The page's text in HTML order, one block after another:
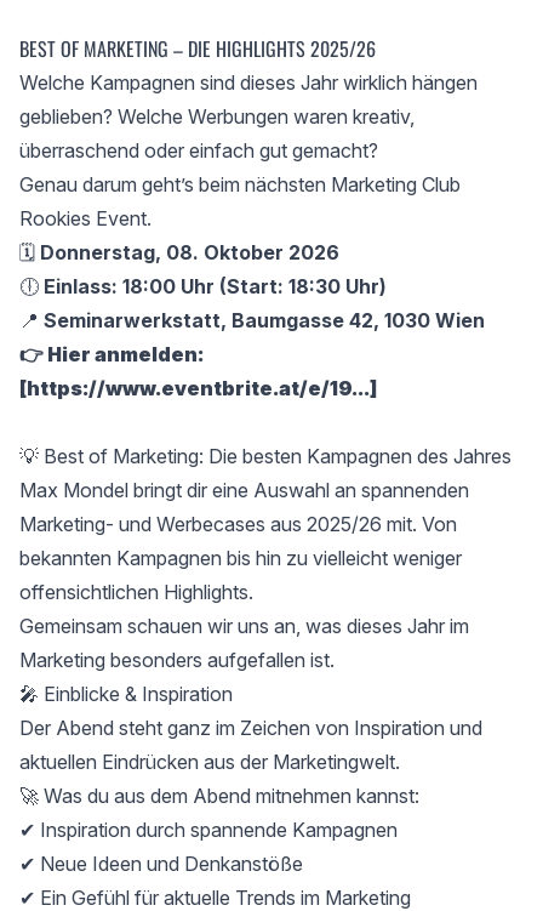
BEST OF MARKETING – DIE HIGHLIGHTS 2025/26
Welche Kampagnen sind dieses Jahr wirklich hängen
geblieben? Welche Werbungen waren kreativ,
überraschend oder einfach gut gemacht?
Genau darum geht’s beim nächsten Marketing Club
Rookies Event.
🗓️ Donnerstag, 08. Oktober 2026
🕕 Einlass: 18:00 Uhr (Start: 18:30 Uhr)
📍 Seminarwerkstatt, Baumgasse 42, 1030 Wien
👉 Hier anmelden:
[https://www.eventbrite.at/e/19...]
💡 Best of Marketing: Die besten Kampagnen des Jahres
Max Mondel bringt dir eine Auswahl an spannenden
Marketing- und Werbecases aus 2025/26 mit. Von
bekannten Kampagnen bis hin zu vielleicht weniger
offensichtlichen Highlights.
Gemeinsam schauen wir uns an, was dieses Jahr im
Marketing besonders aufgefallen ist.
🎤 Einblicke & Inspiration
Der Abend steht ganz im Zeichen von Inspiration und
aktuellen Eindrücken aus der Marketingwelt.
🚀 Was du aus dem Abend mitnehmen kannst:
✔ Inspiration durch spannende Kampagnen
✔ Neue Ideen und Denkanstöße
✔ Ein Gefühl für aktuelle Trends im Marketing